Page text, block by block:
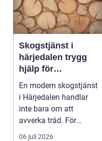
Skogstjänst i
härjedalen trygg
hjälp för
skogsägare året
runt
En modern skogstjänst
i Härjedalen handlar
inte bara om att
avverka träd. För
många skogsägare är
06 juli 2026